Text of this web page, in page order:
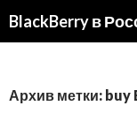
BlackBerry в
Архив метки: buy